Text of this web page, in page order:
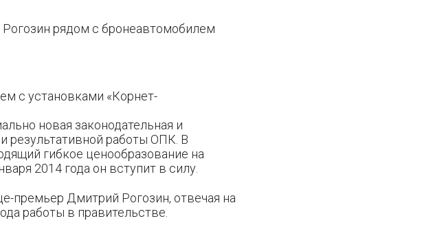
рядом с бронеавтомобилем
с установками «Корнет-
новая законодательная и
результативной работы ОПК. В
гибкое ценообразование на
2014 года он вступит в силу.
премьер Дмитрий Рогозин, отвечая на
работы в правительстве.